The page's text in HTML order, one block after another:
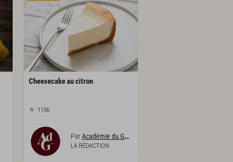
Cheesecakeaucitron
1156
ParAcadémie du Goût
LA RÉDACTION